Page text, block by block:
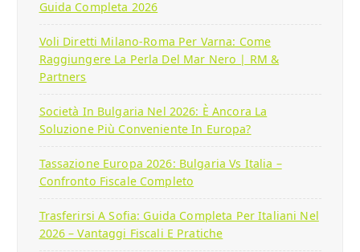
Guida Completa 2026
Voli Diretti Milano-Roma Per Varna: Come
Raggiungere La Perla Del Mar Nero | RM &
Partners
Società In Bulgaria Nel 2026: È Ancora La
Soluzione Più Conveniente In Europa?
Tassazione Europa 2026: Bulgaria Vs Italia –
Confronto Fiscale Completo
Trasferirsi A Sofia: Guida Completa Per Italiani Nel
2026 – Vantaggi Fiscali E Pratiche